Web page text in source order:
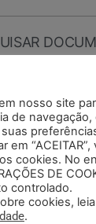
nosso site
de navegação,
em
cookies. No
DE
controlado.
cookies,
.